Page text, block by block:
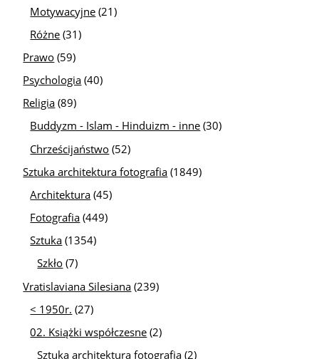
Motywacyjne (21)
Różne (31)
Prawo (59)
Psychologia (40)
Religia (89)
Buddyzm - Islam - Hinduizm - inne (30)
Chrześcijaństwo (52)
Sztuka architektura fotografia (1849)
Architektura (45)
Fotografia (449)
Sztuka (1354)
Szkło (7)
Vratislaviana Silesiana (239)
< 1950r. (27)
02. Książki współczesne (2)
Sztuka architektura fotografia (2)